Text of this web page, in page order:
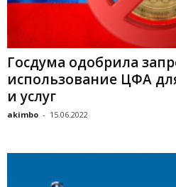
Госдума одобрила
использование ЦФА
и услуг
akimbo - 15.06.2022